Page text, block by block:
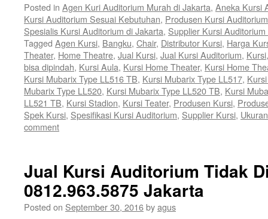
Posted in Agen Kuri Auditorium Murah di Jakarta, Aneka Kursi
Kursi Auditorium Sesuai Kebutuhan, Produsen Kursi Auditorium
Spesialis Kursi Auditorium di Jakarta, Supplier Kursi
Tagged Agen Kursi, Bangku, Chair, Distributor Kursi, Harga
Theater, Home Theatre, Jual Kursi, Jual Kursi Auditorium, Kursi
bisa dipindah, Kursi Aula, Kursi Home Theater, Kursi Home
Kursi Mubarix Type LL516 TB, Kursi Mubarix Type LL517,
Mubarix Type LL520, Kursi Mubarix Type LL520 TB, Kursi
LL521 TB, Kursi Stadion, Kursi Teater, Produsen Kursi,
Spek Kursi, Spesifikasi Kursi Auditorium, Supplier Kursi,
comment
Jual Kursi Auditorium Tidak
0812.963.5875 Jakarta
Posted on September 30, 2016byagus